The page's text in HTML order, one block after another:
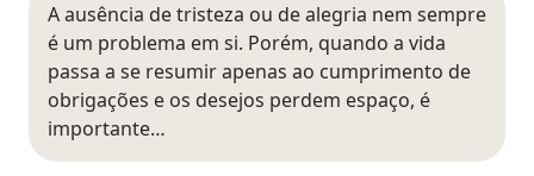
A ausência de tristeza ou de alegria nem sempre
é um problema em si. Porém, quando a vida
passa a se resumir apenas ao cumprimento de
obrigações e os desejos perdem espaço, é
importante…